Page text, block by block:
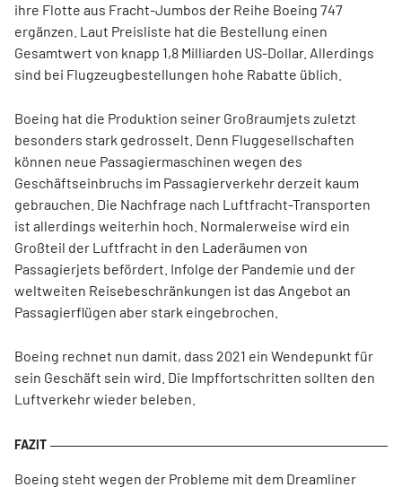
ihre Flotte aus Fracht-Jumbos der Reihe Boeing 747
ergänzen. Laut Preisliste hat die Bestellung einen
Gesamtwert von knapp 1,8 Milliarden US-Dollar. Allerdings
sind bei Flugzeugbestellungen hohe Rabatte üblich.
Boeing hat die Produktion seiner Großraumjets zuletzt
besonders stark gedrosselt. Denn Fluggesellschaften
können neue Passagiermaschinen wegen des
Geschäftseinbruchs im Passagierverkehr derzeit kaum
gebrauchen. Die Nachfrage nach Luftfracht-Transporten
ist allerdings weiterhin hoch. Normalerweise wird ein
Großteil der Luftfracht in den Laderäumen von
Passagierjets befördert. Infolge der Pandemie und der
weltweiten Reisebeschränkungen ist das Angebot an
Passagierflügen aber stark eingebrochen.
Boeing rechnet nun damit, dass 2021 ein Wendepunkt für
sein Geschäft sein wird. Die Impffortschritten sollten den
Luftverkehr wieder beleben.
Boeing steht wegen der Probleme mit dem Dreamliner